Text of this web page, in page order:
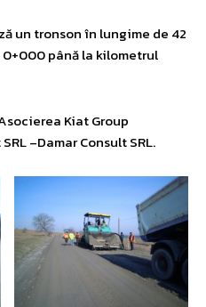
un tronson în lungime de 42
până la kilometrul
Kiat Group
–Damar Consult SRL.